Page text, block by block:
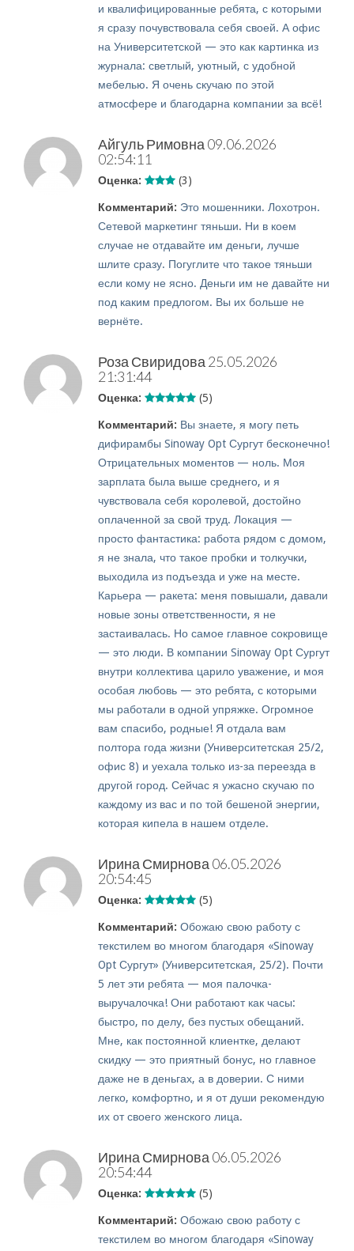
и квалифицированные ребята, с которыми
я сразу почувствовала себя своей. А офис
на Университетской — это как картинка из
журнала: светлый, уютный, с удобной
мебелью. Я очень скучаю по этой
атмосфере и благодарна компании за всё!
Айгуль Римовна 09.06.2026
02:54:11
Оценка: (3)
Комментарий: Это мошенники. Лохотрон.
Сетевой маркетинг тяньши. Ни в коем
случае не отдавайте им деньги, лучше
шлите сразу. Погуглите что такое тяньши
если кому не ясно. Деньги им не давайте ни
под каким предлогом. Вы их больше не
вернёте.
Роза Свиридова 25.05.2026
21:31:44
Оценка: (5)
Комментарий: Вы знаете, я могу петь
дифирамбы Sinoway Opt Сургут бесконечно!
Отрицательных моментов — ноль. Моя
зарплата была выше среднего, и я
чувствовала себя королевой, достойно
оплаченной за свой труд. Локация —
просто фантастика: работа рядом с домом,
я не знала, что такое пробки и толкучки,
выходила из подъезда и уже на месте.
Карьера — ракета: меня повышали, давали
новые зоны ответственности, я не
застаивалась. Но самое главное сокровище
— это люди. В компании Sinoway Opt Сургут
внутри коллектива царило уважение, и моя
особая любовь — это ребята, с которыми
мы работали в одной упряжке. Огромное
вам спасибо, родные! Я отдала вам
полтора года жизни (Университетская 25/2,
офис 8) и уехала только из-за переезда в
другой город. Сейчас я ужасно скучаю по
каждому из вас и по той бешеной энергии,
которая кипела в нашем отделе.
Ирина Смирнова 06.05.2026
20:54:45
Оценка: (5)
Комментарий: Обожаю свою работу с
текстилем во многом благодаря «Sinoway
Opt Сургут» (Университетская, 25/2). Почти
5 лет эти ребята — моя палочка-
выручалочка! Они работают как часы:
быстро, по делу, без пустых обещаний.
Мне, как постоянной клиентке, делают
скидку — это приятный бонус, но главное
даже не в деньгах, а в доверии. С ними
легко, комфортно, и я от души рекомендую
их от своего женского лица.
Ирина Смирнова 06.05.2026
20:54:44
Оценка: (5)
Комментарий: Обожаю свою работу с
текстилем во многом благодаря «Sinoway